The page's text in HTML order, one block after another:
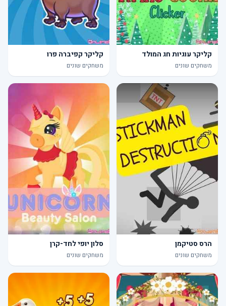
קליקר עוגיות חג המולד
משחקים שונים
קליקר קפיברה פרו
משחקים שונים
הרס סטיקמן
משחקים שונים
סלון יופי לחד-קרן
משחקים שונים